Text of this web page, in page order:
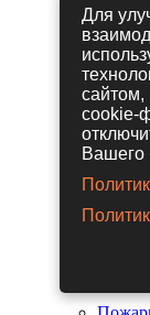
Для
сайтом,
cookie-
Вашего